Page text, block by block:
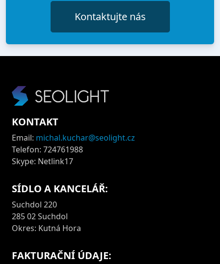
Kontaktujte nás
KONTAKT
Email: michal.kuchar@seolight.cz
Telefon: 724761988
Skype: Netlink17
SÍDLO A KANCELÁŘ:
Suchdol 220
285 02 Suchdol
Okres: Kutná Hora
FAKTURAČNÍ ÚDAJE: